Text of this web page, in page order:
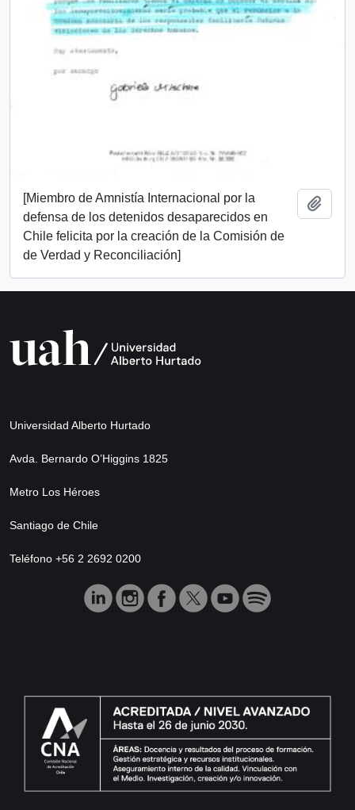
[Miembro de Amnistía Internacional por la
defensa de los detenidos desaparecidos en
Chile felicita por la creación de la Comisión de
de Verdad y Reconciliación]
Universidad Alberto Hurtado
Avda. Bernardo O’Higgins 1825
Metro Los Héroes
Santiago de Chile
Teléfono +56 2 2692 0200